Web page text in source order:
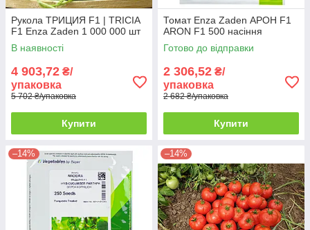
Рукола ТРИЦИЯ F1 | TRICIA
F1 Enza Zaden 1 000 000 шт
В наявності
4 903,72 ₴/
упаковка
5 702 ₴/упаковка
Купити
Томат Enza Zaden АРОН F1
ARON F1 500 насіння
Готово до відправки
2 306,52 ₴/
упаковка
2 682 ₴/упаковка
Купити
–14% –14%